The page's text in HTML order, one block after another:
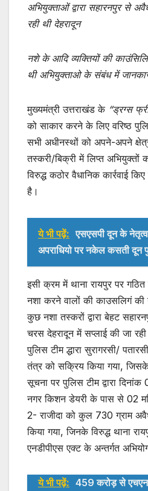
p
p
o
o
k
अभियुक्ताओं द्वारा सहारनपुर से
रही थी देहरादून
नशे के आदि व्यक्तियों की
थी अभियुक्ताओ के संबंध में
मुख्यमंत्री उत्तराखंड के “ड्रग्स
को साकार करने के लिए वरिष्ठ
सभी अधीनस्थों को अपने-अपने
तस्करी/बिक्री में लिप्त अभियुक्तों
विरुद्ध कठोर वैधानिक कार्रवाई
है।
ये भी पढ़ें: एसएसपी दून के
अपराधियो पर नकेल कसती दून
इसी क्रम में थाना रायपुर पर गठित
नशा करने वालों की काउसलिगं की
कुछ नशा तस्करों द्वारा बेहट
चरस देहरादून में सप्लाई की जा
पुलिस टीम द्धारा सुरागरसी/
तंत्र को सक्रिय किया गया,
सूचना पर पुलिस टीम द्वारा
नगर किशन डेयरी के पास से 02
2- राजीदा को कुल 730 ग्राम
किया गया, जिनके विरुद्ध थाना
एनडीपीएस एक्ट के अन्तर्गत
ये भी पढ़ें: 459 करोड़ से